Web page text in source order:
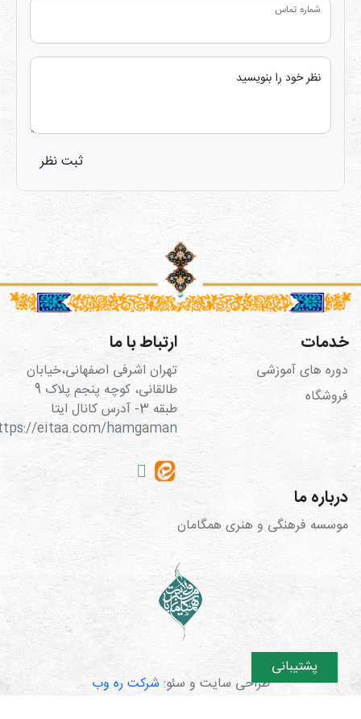
شماره تماس
نظر خود را بنویسید
ثبت نظر
خدمات
دوره های آموزشی
فروشگاه
ارتباط با ما
تهران اشرفی اصفهانی،خیابان
طالقانی، کوچه پنجم پلاک 9
طبقه 3- آدرس کانال ایتا
https://eitaa.com/hamgaman
درباره ما
موسسه فرهنگی و هنری همگامان
طراحی سایت و سئو:شرکت ره وب
پشتیبانی